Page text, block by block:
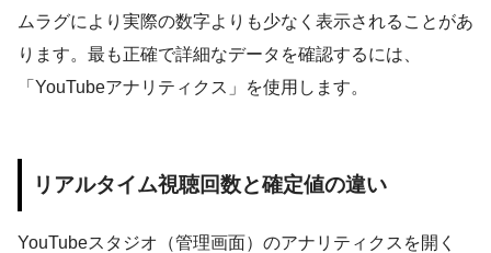
ムラグにより実際の数字よりも少なく表示されることがあ
ります。最も正確で詳細なデータを確認するには、
「YouTubeアナリティクス」を使用します。
リアルタイム視聴回数と確定値の違い
YouTubeスタジオ（管理画面）のアナリティクスを開く